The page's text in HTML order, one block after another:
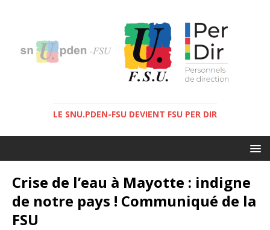
LE SNU.PDEN-FSU DEVIENT FSU PER DIR
Crise de l’eau à Mayotte : indigne
de notre pays ! Communiqué de la
FSU